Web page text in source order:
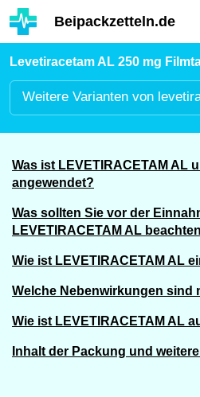
Hauptinhalt
Beipackzetteln.de
Levetiracetam AL 250 mg
Weitere Varianten von
Was ist LEVETIRACETAM AL
angewendet?
Was sollten Sie vor der
LEVETIRACETAM AL
Wie ist LEVETIRACETAM AL
Welche Nebenwirkungen sind
Wie ist LEVETIRACETAM AL
Inhalt der Packung und